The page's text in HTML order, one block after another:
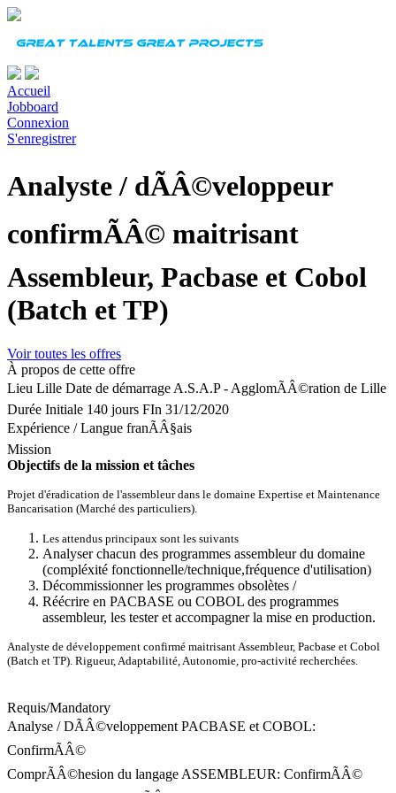
Accueil
Jobboard
Connexion
S'enregistrer
Analyste / dÃÂ©veloppeur
confirmÃÂ© maitrisant
Assembleur, Pacbase et Cobol
(Batch et TP)
Voir toutes les offres
À propos de cette offre
Lieu Lille Date de démarrage A.S.A.P - AgglomÃÂ©ration de Lille
Durée Initiale 140 jours FIn 31/12/2020
Expérience / Langue franÃÂ§ais
Mission
Objectifs de la mission et tâches
Projet d'éradication de l'assembleur dans le domaine Expertise et Maintenance
Bancarisation (Marché des particuliers).
Les attendus principaux sont les suivants
Analyser chacun des programmes assembleur du domaine
(compléxité fonctionnelle/technique,fréquence d'utilisation)
Décommissionner les programmes obsolètes /
Réécrire en PACBASE ou COBOL des programmes
assembleur, les tester et accompagner la mise en production.
Analyste de développement confirmé maitrisant Assembleur, Pacbase et Cobol
(Batch et TP). Rigueur, Adaptabilité, Autonomie, pro-activité recherchées.
Requis/Mandatory
Analyse / DÃÂ©veloppement PACBASE et COBOL:
ConfirmÃÂ©
ComprÃÂ©hesion du langage ASSEMBLEUR: ConfirmÃÂ©